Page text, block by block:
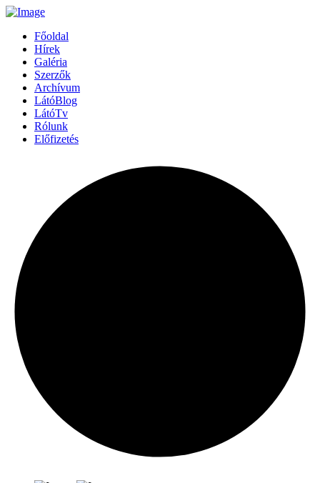
Főoldal
Hírek
Galéria
Szerzők
Archívum
LátóBlog
LátóTv
Rólunk
Előfizetés